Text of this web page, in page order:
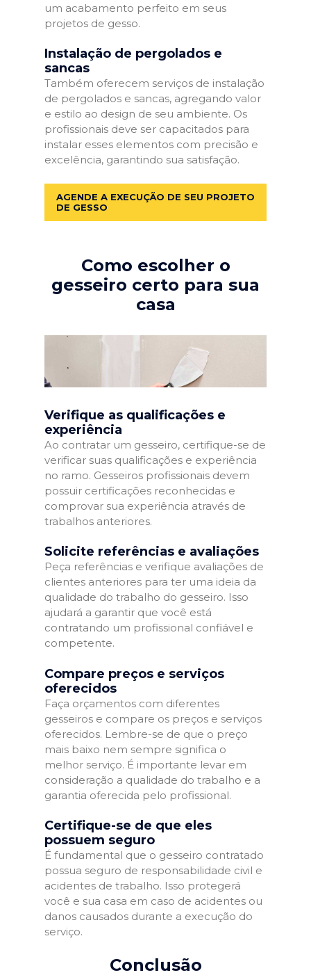
um acabamento perfeito em seus
projetos de gesso.
Instalação de pergolados e
sancas
Também oferecem serviços de instalação
de pergolados e sancas, agregando valor
e estilo ao design de seu ambiente. Os
profissionais deve ser capacitados para
instalar esses elementos com precisão e
excelência, garantindo sua satisfação.
AGENDE A EXECUÇÃO DE SEU PROJETO
DE GESSO
Como escolher o
gesseiro certo para sua
casa
Verifique as qualificações e
experiência
Ao contratar um gesseiro, certifique-se de
verificar suas qualificações e experiência
no ramo. Gesseiros profissionais devem
possuir certificações reconhecidas e
comprovar sua experiência através de
trabalhos anteriores.
Solicite referências e avaliações
Peça referências e verifique avaliações de
clientes anteriores para ter uma ideia da
qualidade do trabalho do gesseiro. Isso
ajudará a garantir que você está
contratando um profissional confiável e
competente.
Compare preços e serviços
oferecidos
Faça orçamentos com diferentes
gesseiros e compare os preços e serviços
oferecidos. Lembre-se de que o preço
mais baixo nem sempre significa o
melhor serviço. É importante levar em
consideração a qualidade do trabalho e a
garantia oferecida pelo profissional.
Certifique-se de que eles
possuem seguro
É fundamental que o gesseiro contratado
possua seguro de responsabilidade civil e
acidentes de trabalho. Isso protegerá
você e sua casa em caso de acidentes ou
danos causados durante a execução do
serviço.
Conclusão